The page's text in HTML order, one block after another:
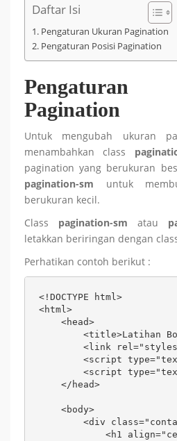
Daftar Isi
Pengaturan Ukuran Pagination
Pengaturan Posisi Pagination
Pagination
Untuk mengubah ukuran
menambahkan class
pagination yang berukuran
pagination-sm untuk
berukuran kecil.
Class pagination-sm atau
letakkan beriringan dengan
Perhatikan contoh berikut :
<!DOCTYPE html>
<html>
    <head>
<title>Latihan
<link
<script
<script
    </head>
    <body>
<div
<h1